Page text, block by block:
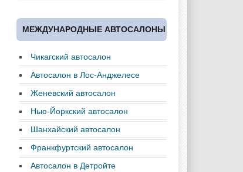
Cadillac Chery Chevrolet
Chrysler Citroen Dacia
Daewoo Dodge
МЕЖДУНАРОДНЫЕ АВТОСАЛОНЫ
Чикагский автосалон
Автосалон в Лос-Анджелесе
Женевский автосалон
Нью-Йоркский автосалон
Шанхайский автосалон
Франкфуртский автосалон
Автосалон в Детройте